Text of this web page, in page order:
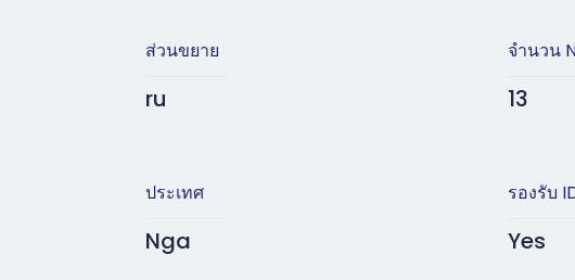
ส่วนขยาย
ru
ประเทศ
Nga
จำนวน
13
รองรับ
Yes